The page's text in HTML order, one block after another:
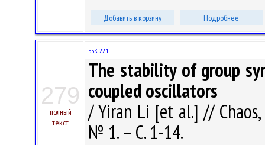
Добавить в корзину Подробнее
279
полный
текст
ББК 22.1
The stability of group
coupled oscillators
/ Yiran Li [et al.] //
№ 1. – С. 1-14.